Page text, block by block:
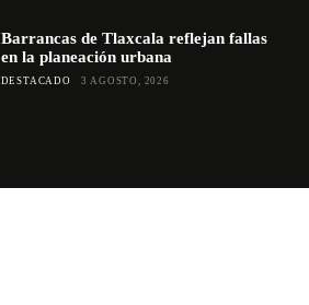
Barrancas de Tlaxcala reflejan fallas
en la planeación urbana
DESTACADO 3 AGOSTO, 2026